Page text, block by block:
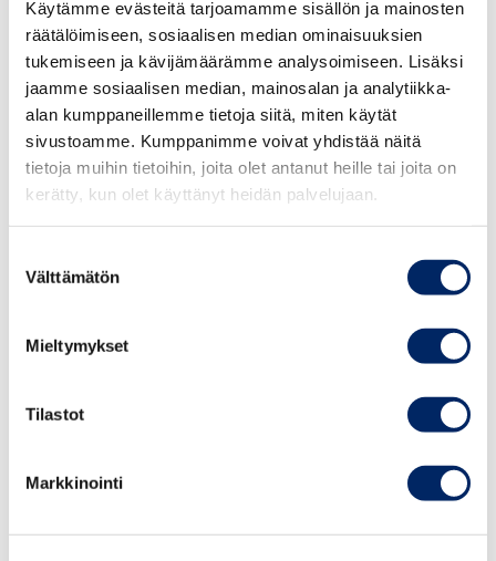
Käytämme evästeitä tarjoamamme sisällön ja mainosten
räätälöimiseen, sosiaalisen median ominaisuuksien
tukemiseen ja kävijämäärämme analysoimiseen. Lisäksi
jaamme sosiaalisen median, mainosalan ja analytiikka-
alan kumppaneillemme tietoja siitä, miten käytät
sivustoamme. Kumppanimme voivat yhdistää näitä
tietoja muihin tietoihin, joita olet antanut heille tai joita on
kerätty, kun olet käyttänyt heidän palvelujaan.
valinta
Välttämätön
Mieltymykset
Tilastot
Markkinointi
Keskuskauppakamari toivoo, että sidosryhmiä kuullaan
mahdollisimman varhaisessa vaiheessa asetuksia
valmisteltaessa, jotta myös asetusten valmistelu voidaan
toteuttaa mahdollisimman laajaan tietopohjaan
perustuen.
Lopuksi Keskuskauppakamari haluaa kiinnittää huomiota
käyttöön liittyvä hallinnollinen byrokratia. Esitettyyn
lainsäädäntöön liittyvän ohjeistuksen ja käytännön
prosessien valmistelussa on pyrittävä asiakaslähtöiseen
palvelumuotoiluun niin, että avustusjärjestelmä on